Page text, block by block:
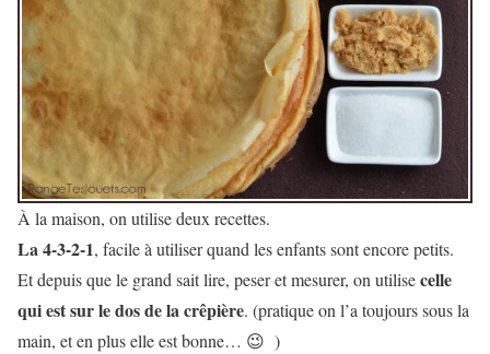
À la maison, on utilise deux recettes.
La 4-3-2-1, facile à utiliser quand les enfants sont encore petits.
Et depuis que le grand sait lire, peser et mesurer, on utilisecelle
qui est sur le dos de la crêpière. (pratique on l’a toujours sous la
main, et en plus elle est bonne… 😉 )